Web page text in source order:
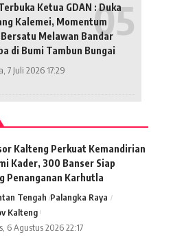
Ketua GDAN : Duka
Kalemei, Momentum
Bersatu Melawan Bandar
di Bumi Tambun Bungai
7 Juli 2026 17:29
Kalteng Perkuat Kemandirian
Kader, 300 Banser Siap
Penanganan Karhutla
Tengah Palangka Raya
Kalteng
6 Agustus 2026 22:17